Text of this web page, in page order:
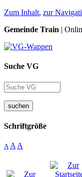
Zum Inhalt, zur
Gemeinde Train |
Suche VG
suchen
Schriftgröße
A A A